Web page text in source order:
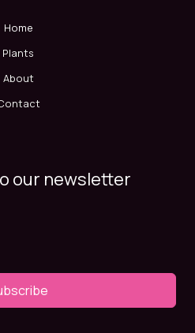
Home
Plants
About
our newsletter